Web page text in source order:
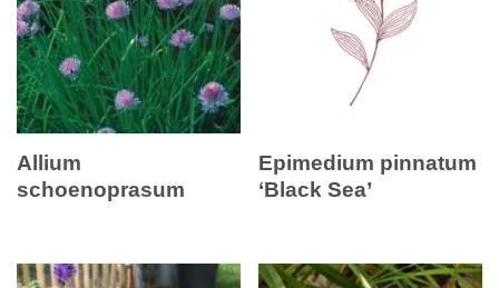
Allium
schoenoprasum
Epimedium pinnatum
‘Black Sea’